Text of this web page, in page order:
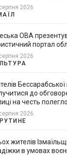
2026
ОВА
портал
2026
до
на честь
2026
жителів
в умовах